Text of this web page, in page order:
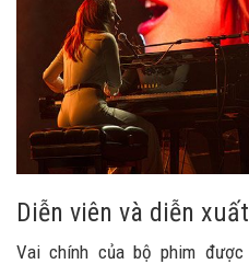
Diễn viên và diễn xuất
Vai chính của bộ phim